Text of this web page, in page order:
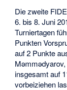
Die zweite
6. bis 8. Juni
Turniertagen
Punkten
auf 2 Punkte
insgesamt auf
vorbeiziehen